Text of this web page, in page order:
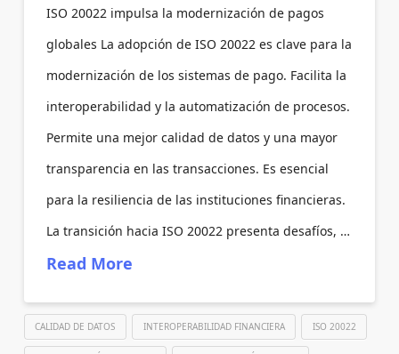
ISO 20022 impulsa la modernización de pagos
globales La adopción de ISO 20022 es clave para la
modernización de los sistemas de pago. Facilita la
interoperabilidad y la automatización de procesos.
Permite una mejor calidad de datos y una mayor
transparencia en las transacciones. Es esencial
para la resiliencia de las instituciones financieras.
La transición hacia ISO 20022 presenta desafíos, …
Read More
CALIDAD DE DATOS INTEROPERABILIDAD FINANCIERA ISO 20022